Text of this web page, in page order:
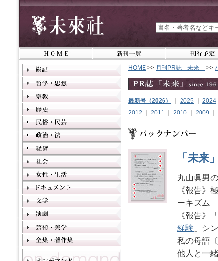
HOME >> 月刊PR誌「未来」 >>
最新号（2026） 2025 2024
2012
2011 2010 2009
「未来
丸山眞男
《報告》
ーキズ
《報告》
経験 」シ
私の母語
他人と